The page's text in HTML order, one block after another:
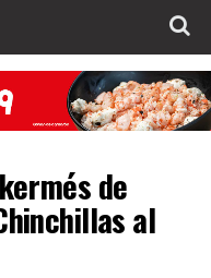
de
al